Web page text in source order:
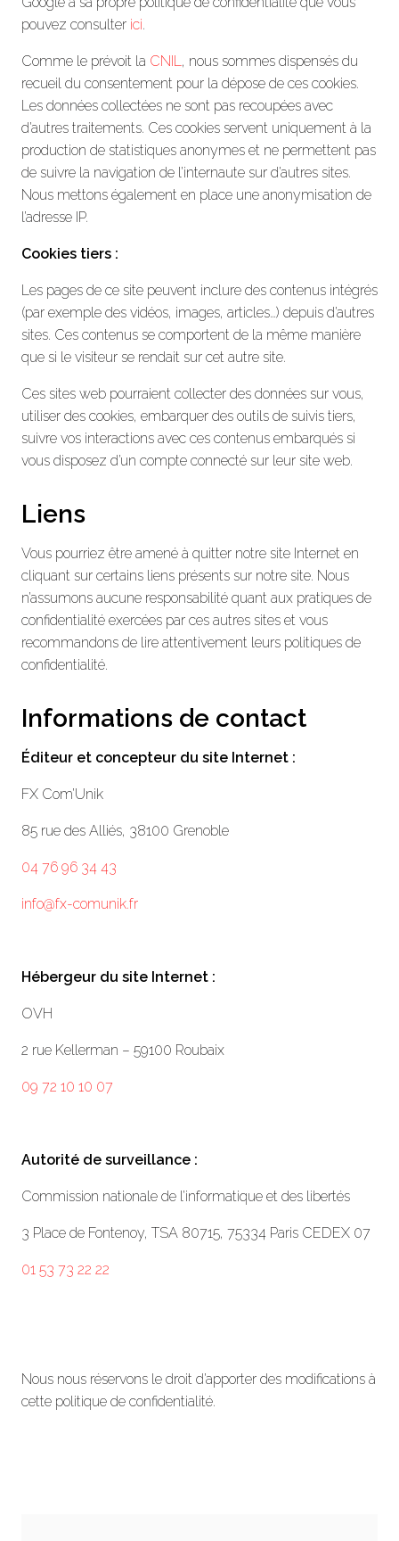
pouvez consulter ici.
Comme le prévoit la CNIL , nous sommes dispensés du
recueil du consentement pour la dépose de ces cookies.
Les données collectées ne sont pas recoupées avec
d’autres traitements. Ces cookies servent uniquement à la
production de statistiques anonymes et ne permettent pas
de suivre la navigation de l’internaute sur d’autres sites.
Nous mettons également en place une anonymisation de
l’adresse IP.
Cookies tiers :
Les pages de ce site peuvent inclure des contenus intégrés
(par exemple des vidéos, images, articles…) depuis d’autres
sites. Ces contenus se comportent de la même manière
que si le visiteur se rendait sur cet autre site.
Ces sites web pourraient collecter des données sur vous,
utiliser des cookies, embarquer des outils de suivis tiers,
suivre vos interactions avec ces contenus embarqués si
vous disposez d’un compte connecté sur leur site web.
Liens
Vous pourriez être amené à quitter notre site Internet en
cliquant sur certains liens présents sur notre site. Nous
n’assumons aucune responsabilité quant aux pratiques de
confidentialité exercées par ces autres sites et vous
recommandons de lire attentivement leurs politiques de
confidentialité.
Informations de contact
Éditeur et concepteur du site Internet :
FX Com’Unik
85 rue des Alliés, 38100 Grenoble
04 76 96 34 43
info@fx-comunik.fr
Hébergeur du site Internet :
OVH
2 rue Kellerman – 59100 Roubaix
09 72 10 10 07
Autorité de surveillance :
Commission nationale de l’informatique et des libertés
3 Place de Fontenoy, TSA 80715, 75334 Paris CEDEX 07
01 53 73 22 22
Nous nous réservons le droit d’apporter des modifications à
cette politique de confidentialité.